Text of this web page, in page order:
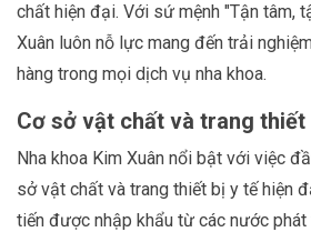
chất hiện đại. Với sứ mệnh "Tận tâm,
Xuân luôn nỗ lực mang đến trải
hàng trong mọi dịch vụ nha khoa.
Cơ sở vật chất và trang thiết
Nha khoa Kim Xuân nổi bật với việc
sở vật chất và trang thiết bị y tế hiện
tiến được nhập khẩu từ các nước